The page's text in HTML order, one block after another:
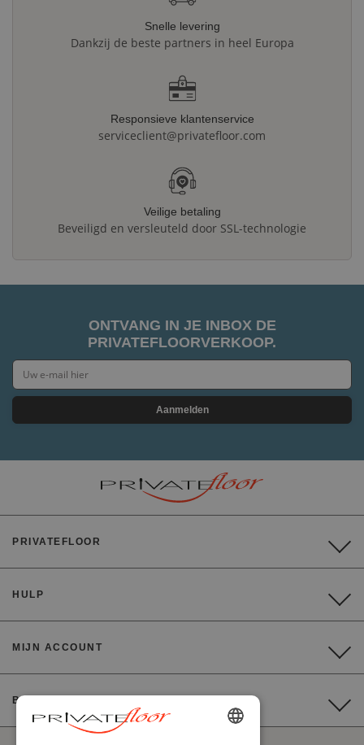
Snelle levering
Dankzij de beste partners in heel Europa
Responsieve klantenservice
serviceclient@privatefloor.com
Veilige betaling
Beveiligd en versleuteld door SSL-technologie
ONTVANG IN JE INBOX DE
PRIVATEFLOORVERKOOP.
Aanmelden
PRIVATEFLOOR
HULP
MIJN ACCOUNT
BETALING